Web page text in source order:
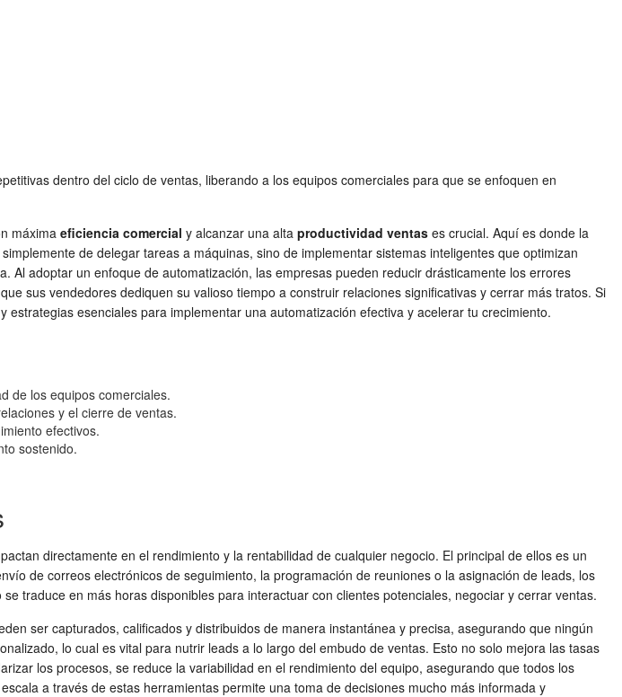
dentro del ciclo de ventas, liberando a los equipos comerciales para que se enfoquen en
máxima eficiencia comercial y alcanzar una alta productividad ventas es crucial. Aquí es donde la
de delegar tareas a máquinas, sino de implementar sistemas inteligentes que optimizan
adoptar un enfoque de automatización, las empresas pueden reducir drásticamente los errores
sus vendedores dediquen su valioso tiempo a construir relaciones significativas y cerrar más tratos. Si
esenciales para implementar una automatización efectiva y acelerar tu crecimiento.
de los equipos comerciales.
y el cierre de ventas.
efectivos.
sostenido.
directamente en el rendimiento y la rentabilidad de cualquier negocio. El principal de ellos es un
de correos electrónicos de seguimiento, la programación de reuniones o la asignación de leads, los
traduce en más horas disponibles para interactuar con clientes potenciales, negociar y cerrar ventas.
ser capturados, calificados y distribuidos de manera instantánea y precisa, asegurando que ningún
lo cual es vital para nutrir leads a lo largo del embudo de ventas. Esto no solo mejora las tasas
los procesos, se reduce la variabilidad en el rendimiento del equipo, asegurando que todos los
a través de estas herramientas permite una toma de decisiones mucho más informada y